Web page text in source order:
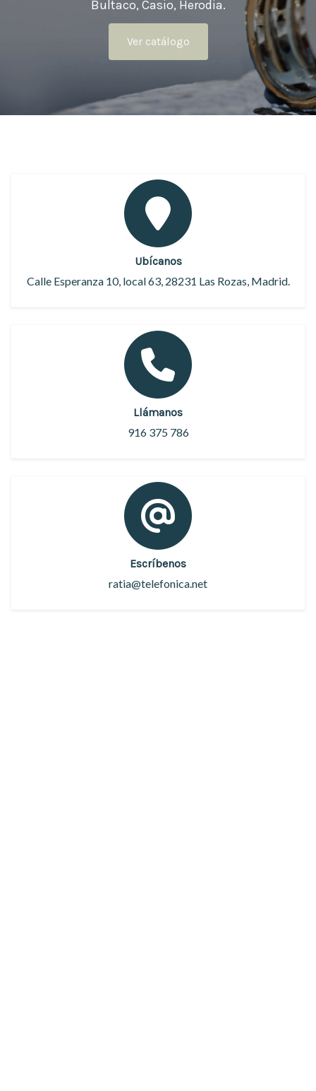
Bultaco, Casio, Herodia.
Ver catálogo
Ubícanos
Calle Esperanza 10, local 63, 28231 Las Rozas, Madrid.
Llámanos
916 375 786
Escríbenos
ratia@telefonica.net